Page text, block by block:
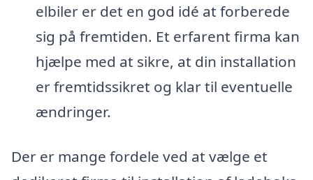
elbiler er det en god idé at forberede
sig på fremtiden. Et erfarent firma kan
hjælpe med at sikre, at din installation
er fremtidssikret og klar til eventuelle
ændringer.
Der er mange fordele ved at vælge et